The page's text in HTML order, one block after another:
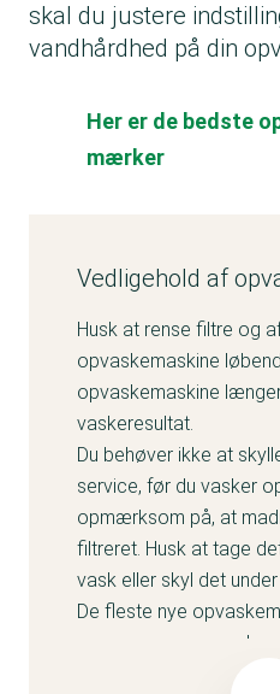
skal du justere
vandhårdhed på din
Her er de bedste
mærker
Vedligehold af
Husk at rense filtre og
opvaskemaskine
opvaskemaskine
vaskeresultat.
Du behøver ikke at
service, før du vasker
opmærksom på, at
filtreret. Husk at tage
vask eller skyl det under
De fleste nye
renseprogram, som